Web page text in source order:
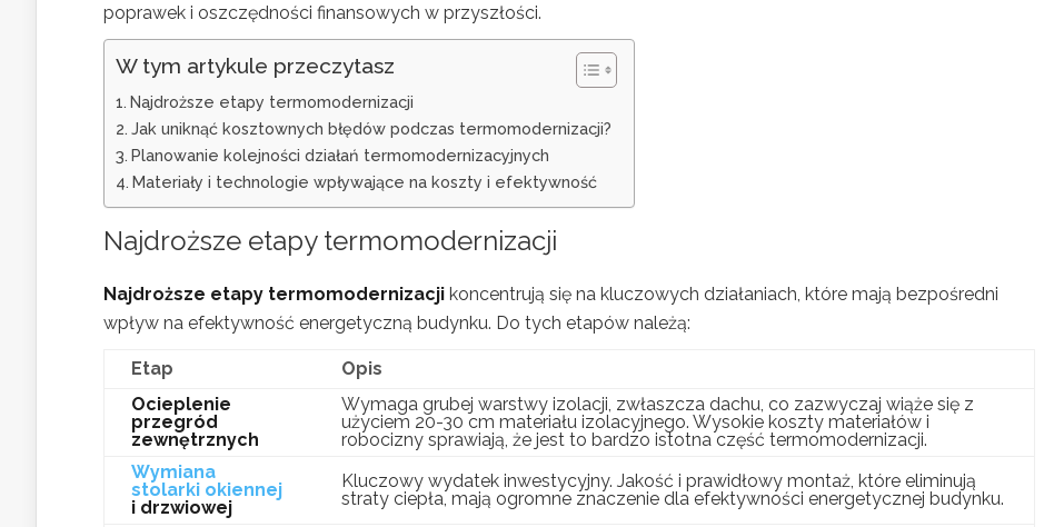
poprawek i oszczędności finansowych w przyszłości.
W tym artykule przeczytasz
Najdroższe etapy termomodernizacji
Jak uniknąć kosztownych błędów podczas termomodernizacji?
Planowanie kolejności działań termomodernizacyjnych
Materiały i technologie wpływające na koszty i efektywność
Najdroższe etapy termomodernizacji
Najdroższe etapy termomodernizacji koncentrują się na kluczowych działaniach, które mają bezpośredni
wpływ na efektywność energetyczną budynku. Do tych etapów należą:
Etap
Opis
Ocieplenie
przegród
zewnętrznych
Wymaga grubej warstwy izolacji, zwłaszcza dachu, co zazwyczaj wiąże się z
użyciem 20-30 cm materiału izolacyjnego. Wysokie koszty materiałów i
robocizny sprawiają, że jest to bardzo istotna część termomodernizacji.
Wymiana
stolarki okiennej
i drzwiowej
Kluczowy wydatek inwestycyjny. Jakość i prawidłowy montaż, które eliminują
straty ciepła, mają ogromne znaczenie dla efektywności energetycznej budynku.